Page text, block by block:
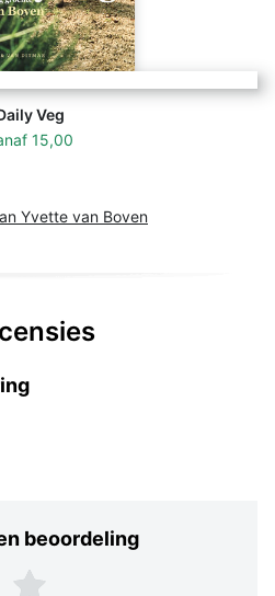
Veg
15,00
Yvette van Boven
beoordeling
Plaats een beoordeling
5 sterren